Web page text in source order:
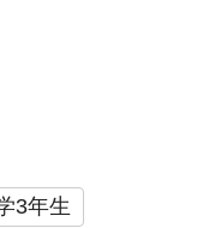
3年生